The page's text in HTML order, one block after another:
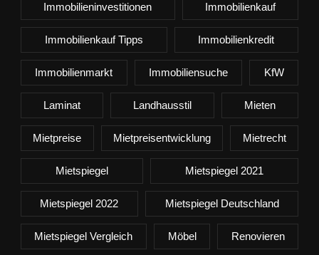
Immobilieninvestitionen Immobilienkauf
Immobilienkauf Tipps Immobilienkredit
Immobilienmarkt Immobiliensuche KfW
Laminat Landhausstil Mieten
Mietpreise Mietpreisentwicklung Mietrecht
Mietspiegel Mietspiegel 2021
Mietspiegel 2022 Mietspiegel Deutschland
Mietspiegel Vergleich Möbel Renovieren